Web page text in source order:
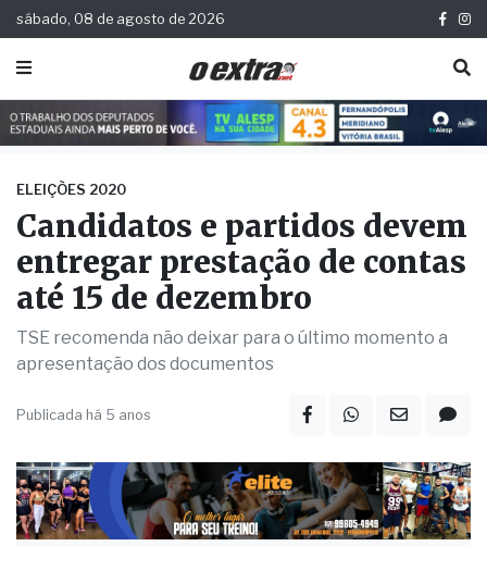
sábado, 08 de agosto de 2026
ELEIÇÕES 2020
Candidatos e partidos devem
entregar prestação de contas
até 15 de dezembro
TSE recomenda não deixar para o último momento a
apresentação dos documentos
Publicada há 5 anos